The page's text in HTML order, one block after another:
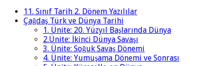
11. Sınıf Tarih 2. Dönem Yazılılar
Çağdaş Türk ve Dünya Tarihi
1. Ünite: 20. Yüzyıl Başlarında Dünya
2.Ünite: İkinci Dünya Savaşı
3. Ünite: Soğuk Savaş Dönemi
4. Ünite: Yumuşama Dönemi ve Sonrası